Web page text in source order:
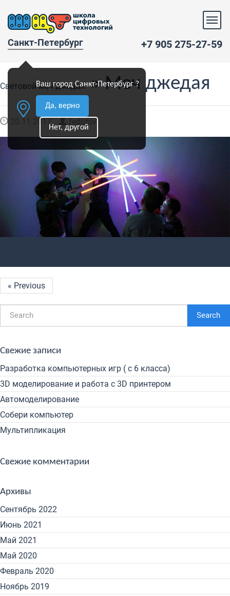
Санкт-Петербург
Ваш город Санкт-Петербург ?
Да, верно
Нет, другой
+7 905 275-27-59
Световой меч джедая» Меч джедая
20.11.2017 fedorov
« Previous
Search
Свежие записи
Разработка компьютерных игр ( с 6 класса)
3D моделирование и работа с 3D принтером
Автомоделирование
Собери компьютер
Мультипликация
Свежие комментарии
Архивы
Сентябрь 2022
Июнь 2021
Май 2021
Май 2020
Февраль 2020
Ноябрь 2019